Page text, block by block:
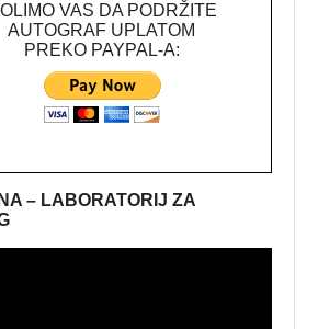
VAS DA PODRŽITE
AUTOGRAF UPLATOM
PREKO PAYPAL-A:
– LABORATORIJ ZA